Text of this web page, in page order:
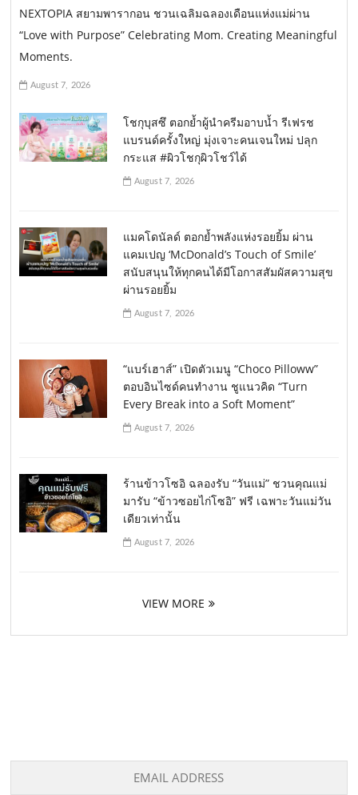
NEXTOPIA สยามพารากอน ชวนเฉลิมฉลองเดือนแห่งแม่ผ่าน
“Love with Purpose” Celebrating Mom. Creating Meaningful
Moments.
August 7, 2026
โชกุบุสซึ ตอกย้ำผู้นำครีมอาบน้ำ รีเฟรช
แบรนด์ครั้งใหญ่ มุ่งเจาะคนเจนใหม่ ปลุก
กระแส #ผิวโชกุผิวโชว์ได้
August 7, 2026
แมคโดนัลด์ ตอกย้ำพลังแห่งรอยยิ้ม ผ่าน
แคมเปญ ‘McDonald’s Touch of Smile’
สนับสนุนให้ทุกคนได้มีโอกาสสัมผัสความสุข
ผ่านรอยยิ้ม
August 7, 2026
“แบร์เฮาส์” เปิดตัวเมนู “Choco Pilloww”
ตอบอินไซด์คนทำงาน ชูแนวคิด “Turn
Every Break into a Soft Moment”
August 7, 2026
ร้านข้าวโซอิ ฉลองรับ “วันแม่” ชวนคุณแม่
มารับ “ข้าวซอยไก่โซอิ” ฟรี เฉพาะวันแม่วัน
เดียวเท่านั้น
August 7, 2026
VIEW MORE